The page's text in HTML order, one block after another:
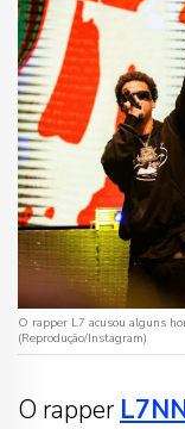
O rapper L7 acusou alguns
(Reprodução/Instagram)
O rapper